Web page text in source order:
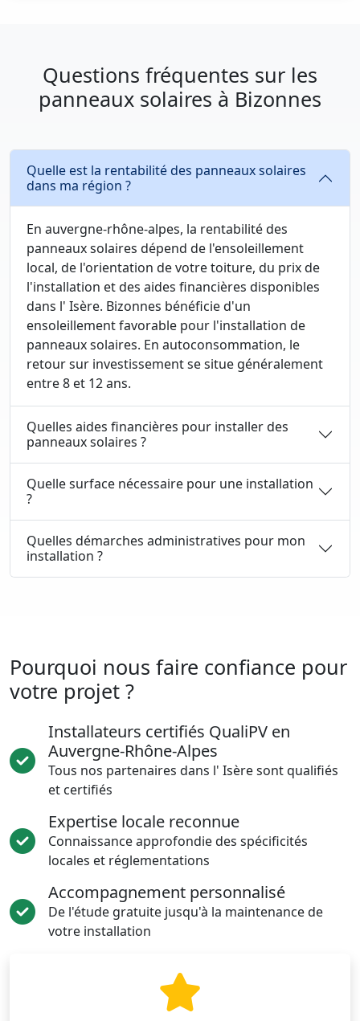
Questions fréquentes sur les
panneaux solaires à Bizonnes
Quelle est la rentabilité des panneaux solaires
dans ma région ?
En auvergne-rhône-alpes, la rentabilité des
panneaux solaires dépend de l'ensoleillement
local, de l'orientation de votre toiture, du prix de
l'installation et des aides financières disponibles
dans l' Isère. Bizonnes bénéficie d'un
ensoleillement favorable pour l'installation de
panneaux solaires. En autoconsommation, le
retour sur investissement se situe généralement
entre 8 et 12 ans.
Quelles aides financières pour installer des
panneaux solaires ?
Quelle surface nécessaire pour une installation
?
Quelles démarches administratives pour mon
installation ?
Pourquoi nous faire confiance pour
votre projet ?
Installateurs certifiés QualiPV en
Auvergne-Rhône-Alpes
Tous nos partenaires dans l' Isère sont qualifiés
et certifiés
Expertise locale reconnue
Connaissance approfondie des spécificités
locales et réglementations
Accompagnement personnalisé
De l'étude gratuite jusqu'à la maintenance de
votre installation